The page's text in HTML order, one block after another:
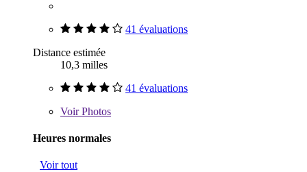
41 évaluations
Distance estimée
10,3 milles
41 évaluations
VoirPhotos
Heures normales
Voir tout